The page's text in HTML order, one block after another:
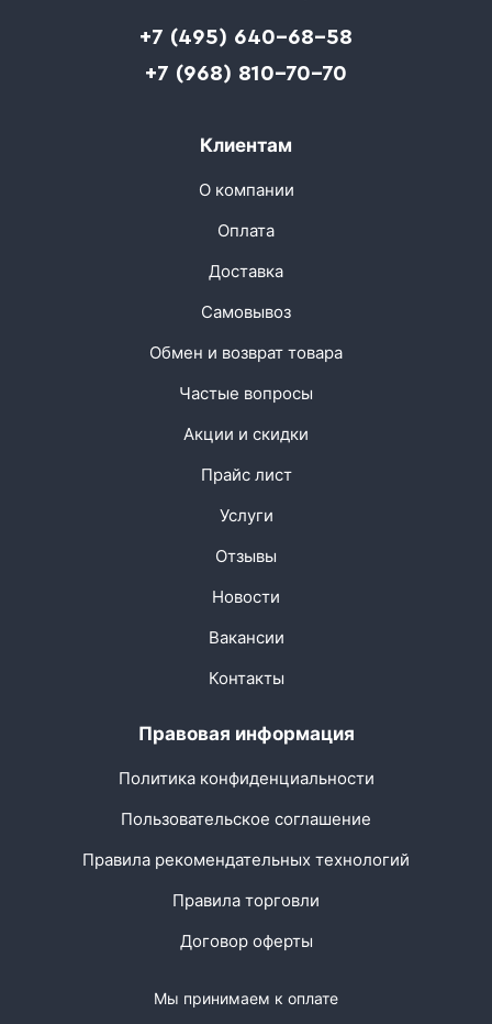
+7 (495) 640-68-58
+7 (968) 810-70-70
Клиентам
О компании
Оплата
Доставка
Самовывоз
Обмен и возврат товара
Частые вопросы
Акции и скидки
Прайс лист
Услуги
Отзывы
Новости
Вакансии
Контакты
Правовая информация
Политика конфиденциальности
Пользовательское соглашение
Правила рекомендательных технологий
Правила торговли
Договор оферты
Мы принимаем к оплате